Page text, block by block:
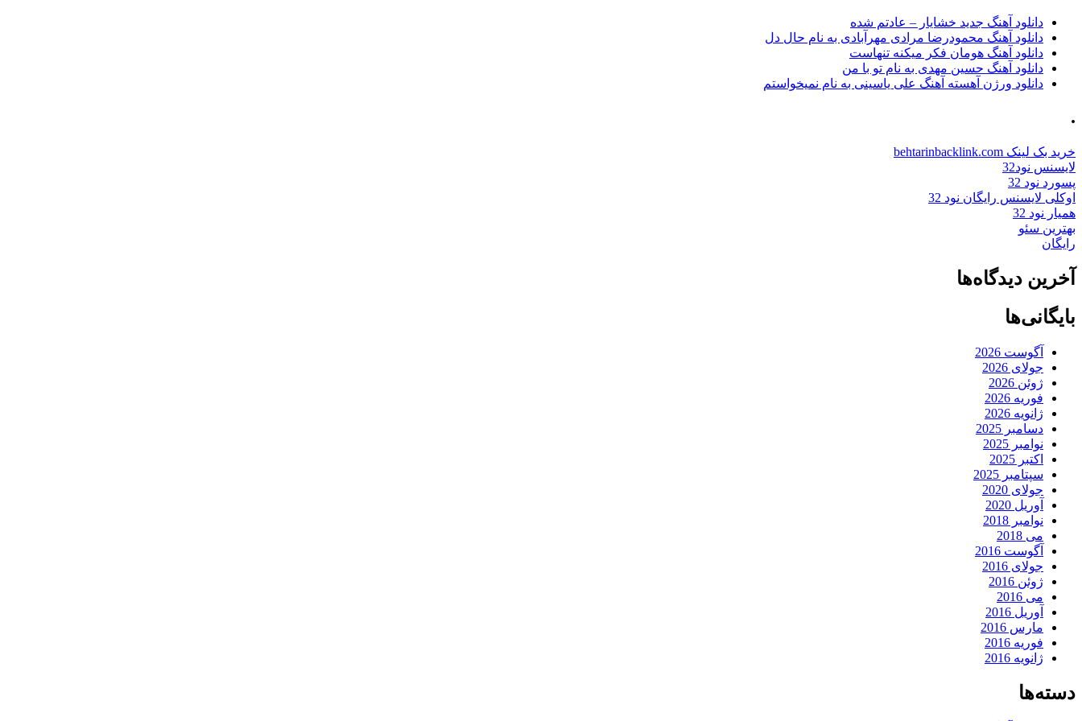
دانلود آهنگ جدید خشایار – عادتم شده
دانلود آهنگ محمودرضا مرادی مهرآبادی به نام حال دل
دانلود آهنگ هومان فکر میکنه تنهاست
دانلود آهنگ حسین مهدی به نام تو با من
دانلود ورژن آهسته آهنگ علی یاسینی به نام نمیخواستم
.
خرید بک لینک behtarinbacklink.com
لایسنس نود32
پسورد نود 32
اوکلی لایسنس رایگان نود 32
همیار نود 32
بهترین سئو
رایگان
آخرین دیدگاه‌ها
بایگانی‌ها
آگوست 2026
جولای 2026
ژوئن 2026
فوریه 2026
ژانویه 2026
دسامبر 2025
نوامبر 2025
اکتبر 2025
سپتامبر 2025
جولای 2020
آوریل 2020
نوامبر 2018
می 2018
آگوست 2016
جولای 2016
ژوئن 2016
می 2016
آوریل 2016
مارس 2016
فوریه 2016
ژانویه 2016
دسته‌ها